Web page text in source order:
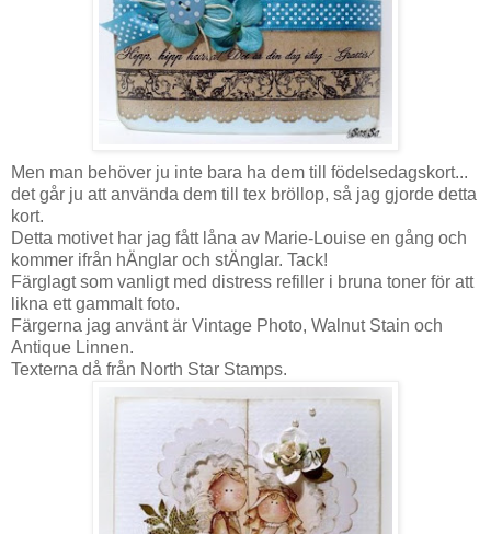
Men man behöver ju inte bara ha dem till födelsedagskort...
det går ju att använda dem till tex bröllop, så jag gjorde detta
kort.
Detta motivet har jag fått låna av Marie-Louise en gång och
kommer ifrån hÄnglar och stÄnglar. Tack!
Färglagt som vanligt med distress refiller i bruna toner för att
likna ett gammalt foto.
Färgerna jag använt är Vintage Photo, Walnut Stain och
Antique Linnen.
Texterna då från North Star Stamps.